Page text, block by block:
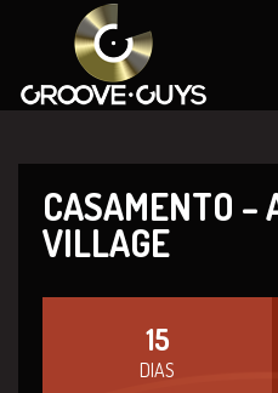
CASAMENTO –
VILLAGE
15
DIAS